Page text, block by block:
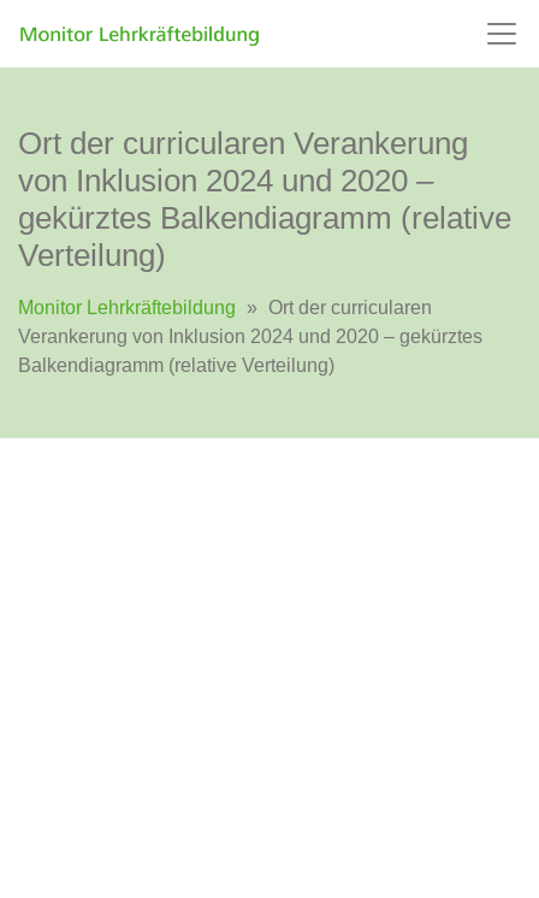
Ort der curricularen Verankerung
von Inklusion 2024 und 2020 –
gekürztes Balkendiagramm (relative
Verteilung)
Monitor Lehrkräftebildung »
Ort der curricularen
Verankerung von Inklusion 2024 und 2020 – gekürztes
Balkendiagramm (relative Verteilung)